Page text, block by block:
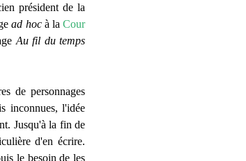
président de la
ad hoc à laCour
Au fil du temps
de personnages
inconnues, l'idée
Jusqu'à la fin de
d'en écrire.
le besoin de les